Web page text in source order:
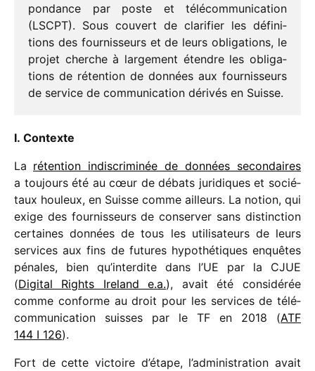
pon­dance par poste et télé­com­mu­ni­ca­tion
(LSCPT). Sous couvert de clari­fier les défi­ni­
tions des four­nis­seurs et de leurs obli­ga­tions, le
projet cherche à large­ment étendre les obli­ga­
tions de réten­tion de données aux four­nis­seurs
de service de commu­ni­ca­tion déri­vés en Suisse.
I. Contexte
La réten­tion indis­cri­mi­née de données secon­daires
a toujours été au cœur de débats juri­diques et socié­
taux houleux, en Suisse comme ailleurs. La notion, qui
exige des four­nis­seurs de conser­ver sans distinc­tion
certaines données de tous les utili­sa­teurs de leurs
services aux fins de futures hypo­thé­tiques enquêtes
pénales, bien qu’interdite dans l’UE par la CJUE
(Digital Rights Ireland e.a.), avait été consi­dé­rée
comme conforme au droit pour les services de télé­
com­mu­ni­ca­tion suisses par le TF en 2018 (ATF
144 I 126).
Fort de cette victoire d’étape, l’administration avait